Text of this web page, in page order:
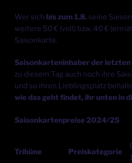
Wer sich bis zum 1.8.seine
weitere 50 € (voll) bzw. 40 €
Saisonkarte.
Saisonkarteninhaber der letzten
zu diesem Tag auch noch ihre
und so ihren Lieblingsplatz
wie das geht findet, ihr unten in
Saisonkartenpreise 2024/25
Tribüne Preiskategorie